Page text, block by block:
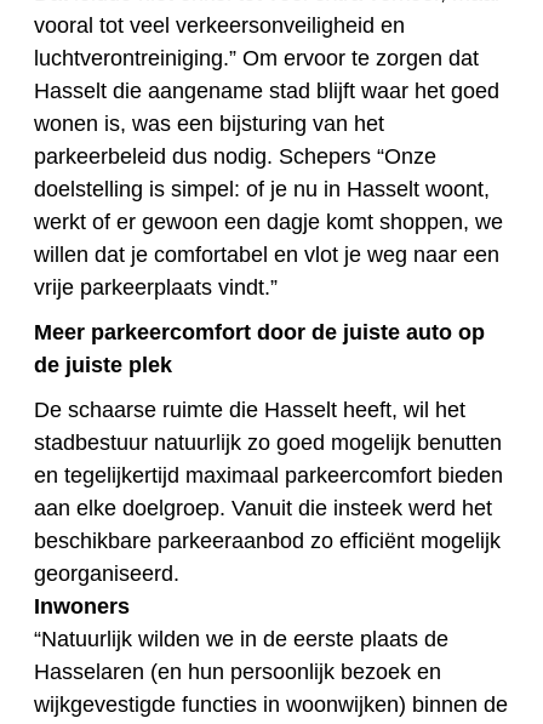
vooral tot veel verkeersonveiligheid en
luchtverontreiniging.” Om ervoor te zorgen dat
Hasselt die aangename stad blijft waar het goed
wonen is, was een bijsturing van het
parkeerbeleid dus nodig. Schepers “Onze
doelstelling is simpel: of je nu in Hasselt woont,
werkt of er gewoon een dagje komt shoppen, we
willen dat je comfortabel en vlot je weg naar een
vrije parkeerplaats vindt.”
Meer parkeercomfort door de juiste auto op
de juiste plek
De schaarse ruimte die Hasselt heeft, wil het
stadbestuur natuurlijk zo goed mogelijk benutten
en tegelijkertijd maximaal parkeercomfort bieden
aan elke doelgroep. Vanuit die insteek werd het
beschikbare parkeeraanbod zo efficiënt mogelijk
georganiseerd.
Inwoners
“Natuurlijk wilden we in de eerste plaats de
Hasselaren (en hun persoonlijk bezoek en
wijkgevestigde functies in woonwijken) binnen de